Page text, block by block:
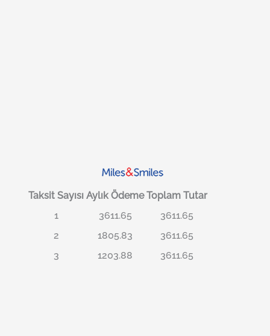
Taksit Sayısı Aylık Ödeme Toplam Tutar
1
3611.65
3611.65
2
1805.83
3611.65
3
1203.88 3611.65